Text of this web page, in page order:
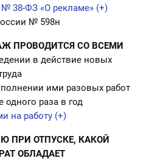
38-ФЗ «О рекламе» (+)
№ 598н
ПРОВОДИТСЯ СО ВСЕМИ
в действие новых
ими разовых работ
одного раза в год
на работу (+)
ПРИ ОТПУСКЕ, КАКОЙ
ОБЛАДАЕТ